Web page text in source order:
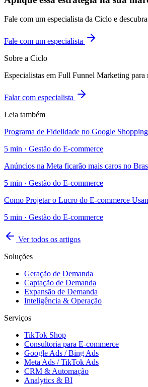
Fale com um especialista da Ciclo e
Fale com um especialista
Sobre a Ciclo
Especialistas em Full Funnel Marketing
Falar com especialista
Leia também
Programa de Fidelidade no Google
5 min · Gestão do E-commerce
Anúncios na Meta ficarão mais caros no
5 min · Gestão do E-commerce
Como Projetar o Lucro do E-commerce
5 min · Gestão do E-commerce
Ver todos os artigos
Soluções
Geração de Demanda
Captação de Demanda
Expansão de Demanda
Inteligência & Operação
Serviços
TikTok Shop
Consultoria para E-commerce
Google Ads / Bing Ads
Meta Ads / TikTok Ads
CRM & Automação
Analytics & BI